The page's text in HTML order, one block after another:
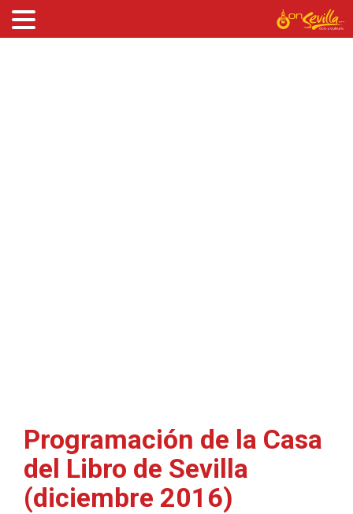
Programación de la Casa
del Libro de Sevilla
(diciembre 2016)